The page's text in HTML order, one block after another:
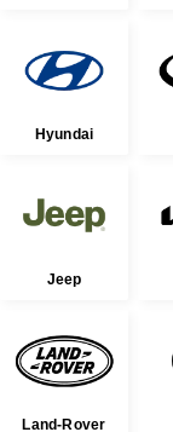
Hyundai
Jeep
Land-Rover